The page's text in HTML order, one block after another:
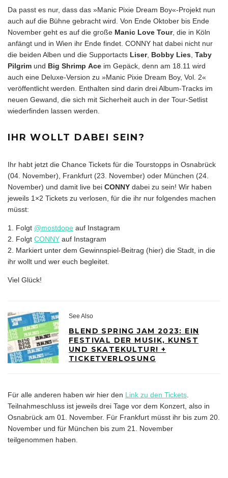
Da passt es nur, dass das »Manic Pixie Dream Boy«-Projekt nun
auch auf die Bühne gebracht wird. Von Ende Oktober bis Ende
November geht es auf die große Manic Love Tour, die in Köln
anfängt und in Wien ihr Ende findet. CONNY hat dabei nicht nur
die beiden Alben und die Supportacts Liser, Bobby Lies, Taby
Pilgrim und Big Shrimp Ace im Gepäck, denn am 18.11 wird
auch eine Deluxe-Version zu »Manic Pixie Dream Boy, Vol. 2«
veröffentlicht werden. Enthalten sind darin drei Album-Tracks im
neuen Gewand, die sich mit Sicherheit auch in der Tour-Setlist
wiederfinden lassen werden.
IHR WOLLT DABEI SEIN?
Ihr habt jetzt die Chance Tickets für die Tourstopps in Osnabrück
(04. November), Frankfurt (23. November) oder München (24.
November) und damit live bei CONNY dabei zu sein! Wir haben
jeweils 1×2 Tickets zu verlosen, für die ihr nur folgendes machen
müsst:
1. Folgt @mostdope auf Instagram
2. Folgt CONNY auf Instagram
2. Markiert unter dem Gewinnspiel-Beitrag (hier) die Stadt, in die
ihr wollt und wer euch begleitet.
Viel Glück!
See Also
BLEND SPRING JAM 2023: EIN
FESTIVAL DER MUSIK, KUNST
UND SKATEKULTUR! +
TICKETVERLOSUNG
Für alle anderen haben wir hier den Link zu den Tickets.
Teilnahmeschluss ist jeweils drei Tage vor dem Konzert, also in
Osnabrück am 01. November. Für Frankfurt müsst ihr bis zum 20.
November und für München bis zum 21. November
teilgenommen haben.